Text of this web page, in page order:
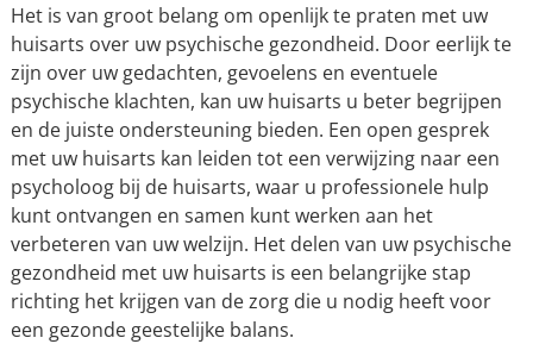
Het is van groot belang om openlijk te praten met uw
huisarts over uw psychische gezondheid. Door eerlijk te
zijn over uw gedachten, gevoelens en eventuele
psychische klachten, kan uw huisarts u beter begrijpen
en de juiste ondersteuning bieden. Een open gesprek
met uw huisarts kan leiden tot een verwijzing naar een
psycholoog bij de huisarts, waar u professionele hulp
kunt ontvangen en samen kunt werken aan het
verbeteren van uw welzijn. Het delen van uw psychische
gezondheid met uw huisarts is een belangrijke stap
richting het krijgen van de zorg die u nodig heeft voor
een gezonde geestelijke balans.